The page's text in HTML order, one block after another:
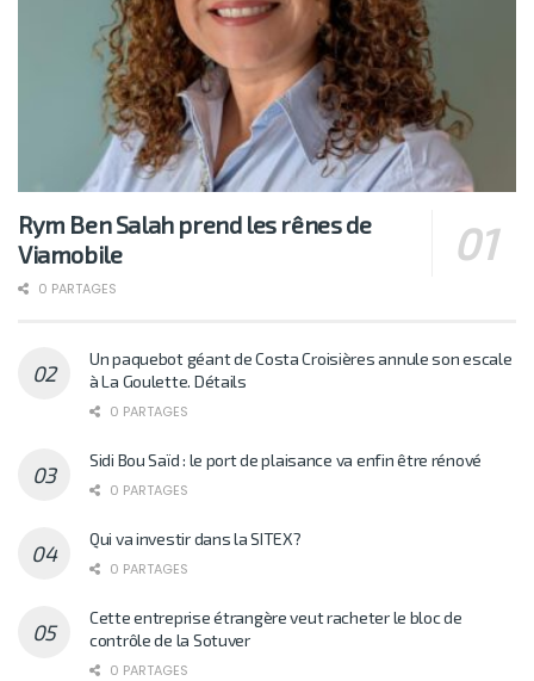
Rym Ben Salah prend les rênes de
Viamobile
0 PARTAGES
Un paquebot géant de Costa Croisières annule son escale
à La Goulette. Détails
0 PARTAGES
Sidi Bou Saïd : le port de plaisance va enfin être rénové
0 PARTAGES
Qui va investir dans la SITEX?
0 PARTAGES
Cette entreprise étrangère veut racheter le bloc de
contrôle de la Sotuver
0 PARTAGES